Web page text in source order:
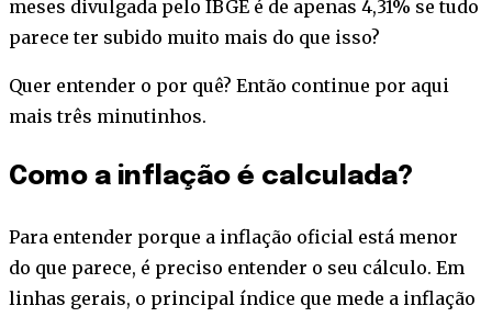
meses divulgada pelo IBGE é de apenas 4,31% se tudo
parece ter subido muito mais do que isso?
Quer entender o por quê? Então continue por aqui
mais três minutinhos.
Como a inflação é calculada?
Para entender porque a inflação oficial está menor
do que parece, é preciso entender o seu cálculo. Em
linhas gerais, o principal índice que mede a inflação